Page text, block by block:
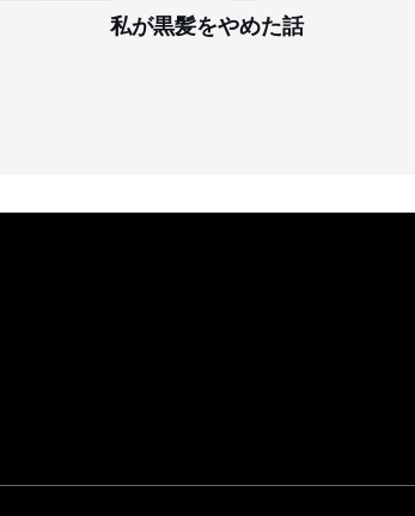
私が黒髪をやめた話